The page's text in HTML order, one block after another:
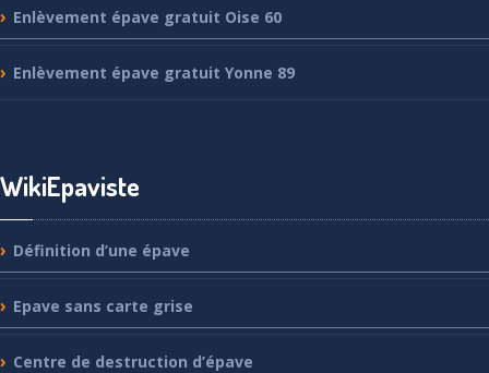
Enlèvement épave gratuit Oise 60
Enlèvement épave gratuit Yonne 89
WikiEpaviste
Définition d’une épave
Epave sans carte grise
Centre de destruction d’épave